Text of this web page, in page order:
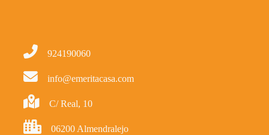
924190060
info@emeritacasa.com
C/ Real, 10
06200 Almendralejo